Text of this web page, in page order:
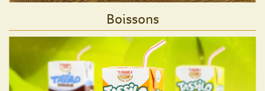
Boissons